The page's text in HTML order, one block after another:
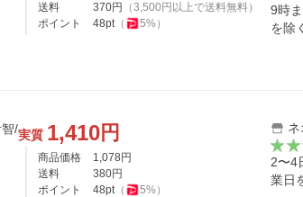
送料
370円 （3,500 円以上で送料無料）
ポイント
48pt（ 5%）
9時
を除
/実質 1,410円
商品価格 1,078 円
送料
380円
ポイント
48pt（ 5%）
2〜4
業日